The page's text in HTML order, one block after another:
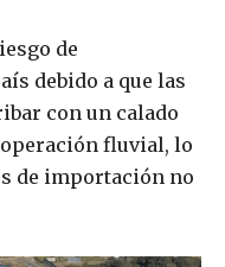
de
debido a que las
con un calado
fluvial, lo
de importación no